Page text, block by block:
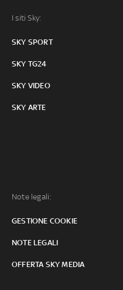
I siti Sky:
SKY SPORT
SKY TG24
SKY VIDEO
SKY ARTE
Note legali:
GESTIONE COOKIE
NOTE LEGALI
OFFERTA SKY MEDIA